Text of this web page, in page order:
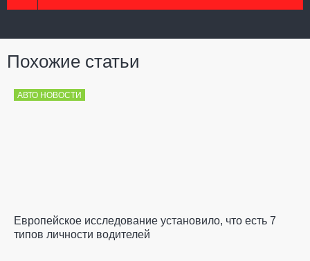
Похожие статьи
АВТО НОВОСТИ
Европейское исследование установило, что есть 7
типов личности водителей